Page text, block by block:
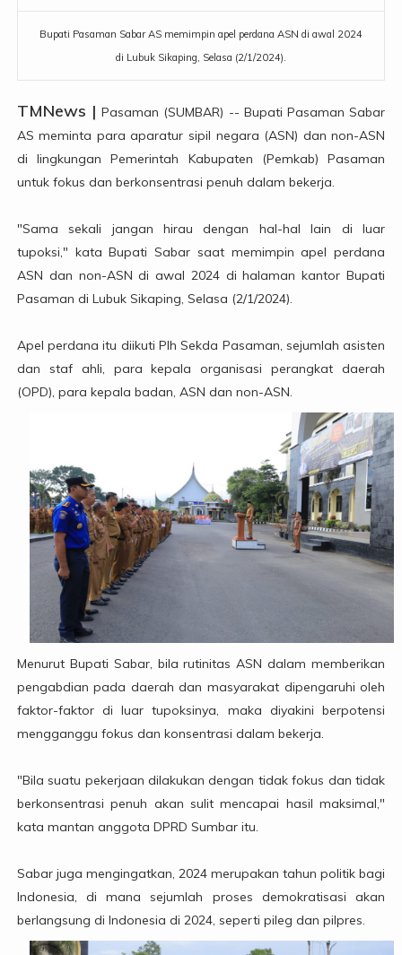
Bupati Pasaman Sabar AS memimpin apel perdana ASN di awal 2024
di Lubuk Sikaping, Selasa (2/1/2024).
TMNews |Pasaman (SUMBAR) -- Bupati Pasaman Sabar
AS meminta para aparatur sipil negara (ASN) dan non-ASN
di lingkungan Pemerintah Kabupaten (Pemkab) Pasaman
untuk fokus dan berkonsentrasi penuh dalam bekerja.
"Sama sekali jangan hirau dengan hal-hal lain di luar
tupoksi," kata Bupati Sabar saat memimpin apel perdana
ASN dan non-ASN di awal 2024 di halaman kantor Bupati
Pasaman di Lubuk Sikaping, Selasa (2/1/2024).
Apel perdana itu diikuti Plh Sekda Pasaman, sejumlah asisten
dan staf ahli, para kepala organisasi perangkat daerah
(OPD), para kepala badan, ASN dan non-ASN.
Menurut Bupati Sabar, bila rutinitas ASN dalam memberikan
pengabdian pada daerah dan masyarakat dipengaruhi oleh
faktor-faktor di luar tupoksinya, maka diyakini berpotensi
mengganggu fokus dan konsentrasi dalam bekerja.
"Bila suatu pekerjaan dilakukan dengan tidak fokus dan tidak
berkonsentrasi penuh akan sulit mencapai hasil maksimal,"
kata mantan anggota DPRD Sumbar itu.
Sabar juga mengingatkan, 2024 merupakan tahun politik bagi
Indonesia, di mana sejumlah proses demokratisasi akan
berlangsung di Indonesia di 2024, seperti pileg dan pilpres.